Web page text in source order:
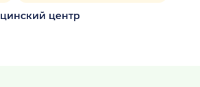
центр